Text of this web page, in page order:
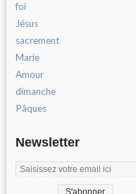
foi
Jésus
sacrement
Marie
Amour
dimanche
Pâques
Newsletter